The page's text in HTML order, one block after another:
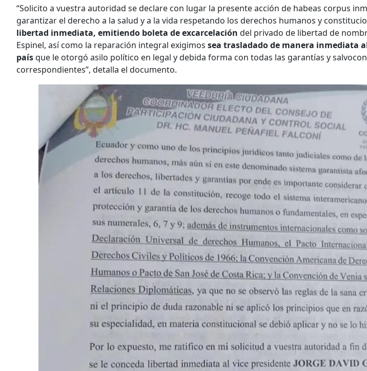
“Solicito a vuestra autoridad se declare con lugar la presente acción de habeas corpus
garantizar el derecho a la salud y a la vida respetando los derechos humanos y
libertad inmediata, emitiendo boleta de excarcelación del privado de libertad de
Espinel, así como la reparación integral exigimos sea trasladado de manera inmediata
paísque le otorgó asilo político en legal y debida forma con todas las garantías y
correspondientes”, detalla el documento.